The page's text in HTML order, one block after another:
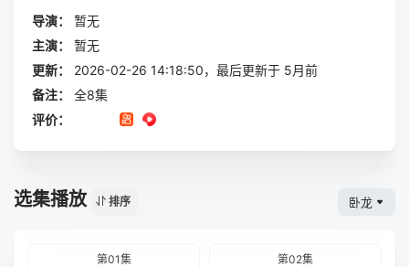
导演：
暂无
主演：
暂无
更新：
2026-02-26 14:18:50，最后更新于 5月前
备注：
全8集
评价：
选集播放 排序 卧龙
第01集 第02集